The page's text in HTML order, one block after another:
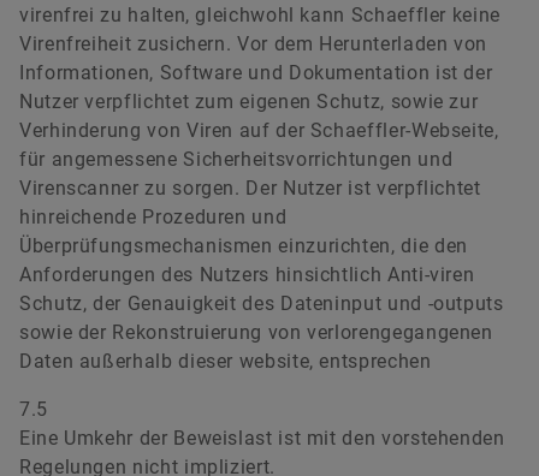
virenfrei zu halten, gleichwohl kann Schaeffler keine
Virenfreiheit zusichern. Vor dem Herunterladen von
Informationen, Software und Dokumentation ist der
Nutzer verpflichtet zum eigenen Schutz, sowie zur
Verhinderung von Viren auf der Schaeffler-Webseite,
für angemessene Sicherheitsvorrichtungen und
Virenscanner zu sorgen. Der Nutzer ist verpflichtet
hinreichende Prozeduren und
Überprüfungsmechanismen einzurichten, die den
Anforderungen des Nutzers hinsichtlich Anti-viren
Schutz, der Genauigkeit des Dateninput und -outputs
sowie der Rekonstruierung von verlorengegangenen
Daten außerhalb dieser website, entsprechen
7.5
Eine Umkehr der Beweislast ist mit den vorstehenden
Regelungen nicht impliziert.